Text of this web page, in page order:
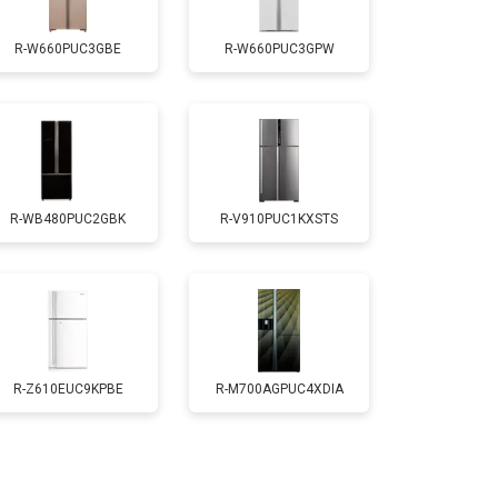
2550 ₽ Заказать
1700 ₽ Заказать
4750 ₽ Заказать
Заказать
2550 ₽
R-W660PUC3GBE R-W660PUC3GPW
R-WB480PUC2GBK R-V910PUC1KXSTS
R-Z610EUC9KPBE R-M700AGPUC4XDIA